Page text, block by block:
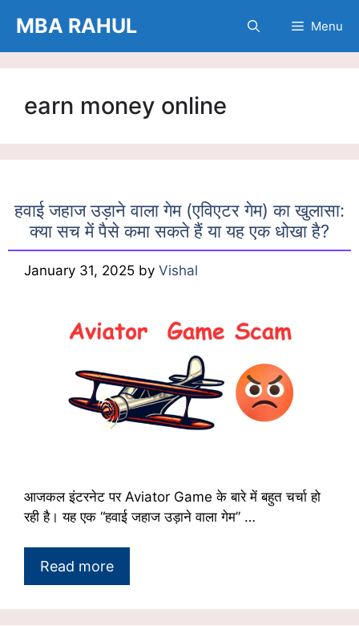
content
MBA RAHUL Menu
earn money online
हवाई जहाज उड़ाने वाला गेम (एविएटर गेम) का खुलासा:
क्या सच में पैसे कमा सकते हैं या यह एक धोखा है?
January 31, 2025 by Vishal
आजकल इंटरनेट पर Aviator Game के बारे में बहुत चर्चा हो
रही है। यह एक “हवाई जहाज उड़ाने वाला गेम” …
Read more